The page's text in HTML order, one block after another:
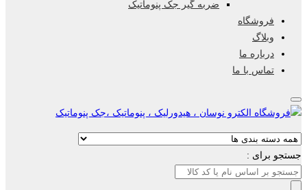
ضربه گیر جک پنوماتیک
فروشگاه
وبلاگ
درباره ما
تماس با ما
جستجو برای :